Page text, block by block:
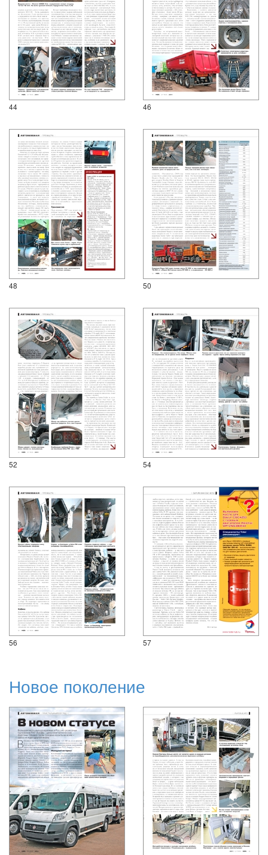
44 46
48 50
52 54
56 57
Новое поколение